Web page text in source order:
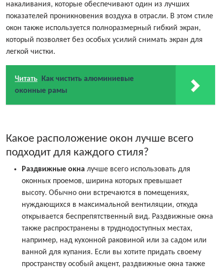
накаливания, которые обеспечивают один из лучших
показателей проникновения воздуха в отрасли. В этом стиле
окон также используется полноразмерный гибкий экран,
который позволяет без особых усилий снимать экран для
легкой чистки.
Читать
Как чистить алюминиевые
оконные рамы
Какое расположение окон лучше всего
подходит для каждого стиля?
Раздвижные окна лучше всего использовать для
оконных проемов, ширина которых превышает
высоту. Обычно они встречаются в помещениях,
нуждающихся в максимальной вентиляции, откуда
открывается беспрепятственный вид. Раздвижные окна
также распространены в труднодоступных местах,
например, над кухонной раковиной или за садом или
ванной для купания. Если вы хотите придать своему
пространству особый акцент, раздвижные окна также